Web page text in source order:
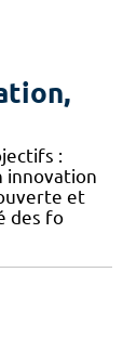
:
innovation
et
des fo